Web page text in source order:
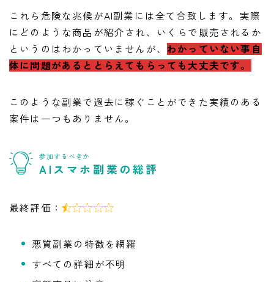
これら危険な兆候がAI副業には全て合致します。実際
にどのような商品が紹介され、いくらで販売されるか
というのはわかっていませんが、 わかっていない事自
体に問題があるととらえてもらっても大丈夫です。
このような副業で過去に稼ぐことができた実績のある
案件は一つもありません。
参加するべきか
AIスマホ副業の総評
最終評価： 
悪質副業の特徴を網羅
すべての詳細が不明